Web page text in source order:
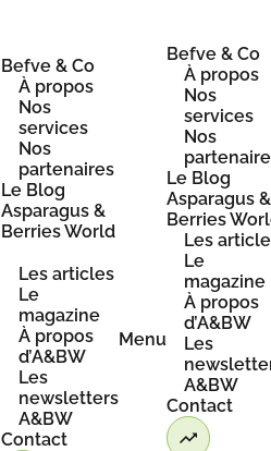
Befve & Co
À propos
Nos
services
Nos
partenaires
Le Blog
Asparagus &
Berries World
Les articles
Le
magazine
À propos
d’A&BW
Les
newsletters
A&BW
Contact
Menu
Befve & Co
À propos
Nos
services
Nos
Le Blog
Asparagus &
Berries
Les
Le
magazine
À propos
d’A&BW
Les
A&BW
Contact